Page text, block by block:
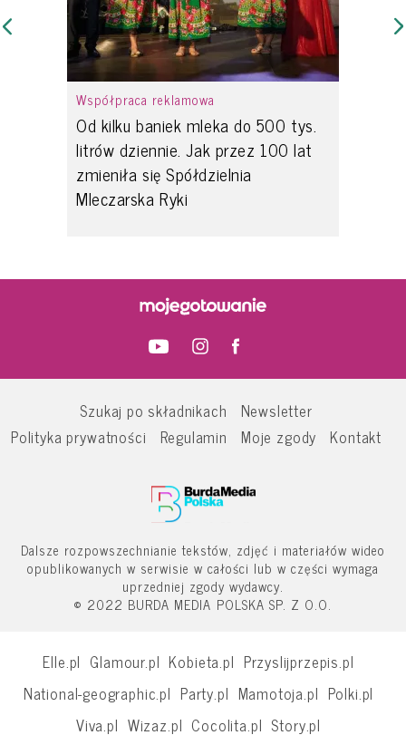
Współpraca reklamowa
Od kilku baniek mleka do 500 tys.
litrów dziennie. Jak przez 100 lat
zmieniła się Spółdzielnia
Mleczarska Ryki
Szukaj po składnikach
Newsletter
Polityka prywatności
Regulamin Moje zgody Kontakt
Dalsze rozpowszechnianie tekstów, zdjęć i materiałów wideo
opublikowanych w serwisie w całości lub w części wymaga
uprzedniej zgody wydawcy.
© 2022 BURDA MEDIA POLSKA SP. Z O.O.
Elle.pl Glamour.pl Kobieta.pl Przyslijprzepis.pl
National-geographic.pl Party.pl Mamotoja.pl Polki.pl
Viva.pl Wizaz.pl Cocolita.pl Story.pl